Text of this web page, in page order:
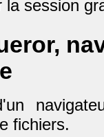
la session
fichiers.